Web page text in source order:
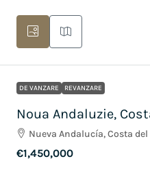
DE VANZARE REVANZARE
Noua Andaluzie,
Nueva Andalucía, Costa
€1,450,000